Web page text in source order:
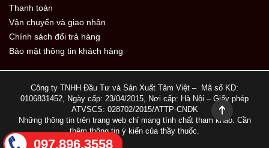
Thanh toán
Vận chuyển và giao nhận
Chính sách đổi trả hàng
Bảo mật thông tin khách hàng
Công ty TNHH Đầu Tư và Sản Xuất Tâm Việt – Mã số KD:
0106831452, Ngày cấp: 23/04/2015, Nơi cấp: Hà Nội – Giấy phép
ATVSCS: 028702/2015/ATTP-CNDK
Những thông tin trên trang web chỉ mang tính chất tham khảo. Cần
thêm thông tin ý kiến của thầy thuốc.
097.896.3558